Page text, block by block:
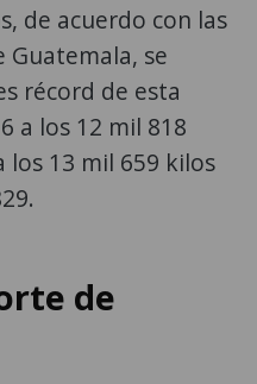
de acuerdo con las
Guatemala, se
récord de esta
a los 12 mil 818
los 13 mil 659 kilos
de